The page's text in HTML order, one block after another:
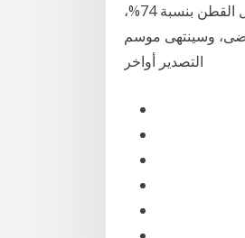
من التعاقدات وانتهاء الموسم الأسبوع المقبل. ارتفعت التعاقدات التصديرية على محصول القطن بنسبة 74%،
حتى نهاية يوليو الماضى، وسينتهى موسم
التصدير أواخر